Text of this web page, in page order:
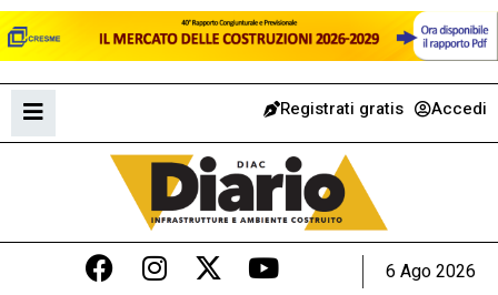
Registrati gratis Accedi
6 Ago 2026